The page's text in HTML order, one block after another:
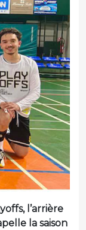
l’arrière
la saison